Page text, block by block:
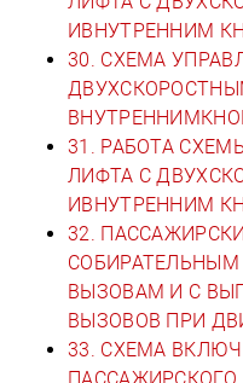
ИВНУТРЕННИМ
30. СХЕМА
31. РАБОТА
ЛИФТА С
ИВНУТРЕННИМ
32.
ВЫЗОВАМ И С
ВЫЗОВОВ ПРИ
33. СХЕМА